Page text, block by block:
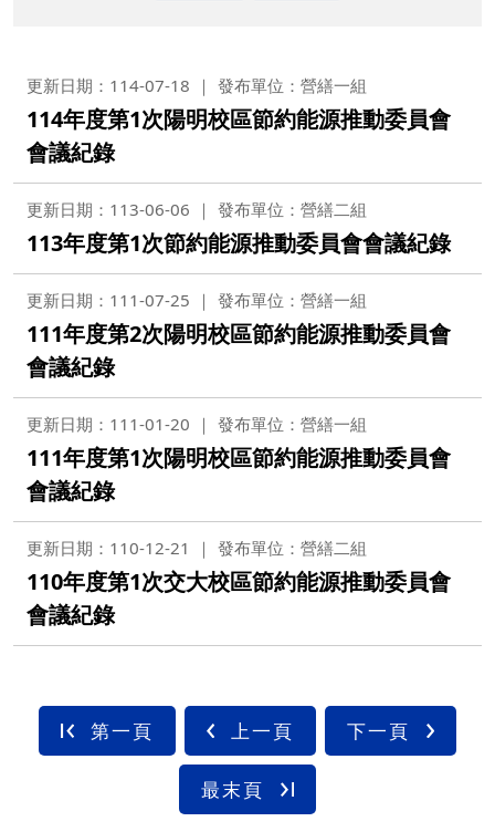
更新日期：114-07-18 發布單位：營繕一組
114年度第1次陽明校區節約能源推動委員會
會議紀錄
更新日期：113-06-06 發布單位：營繕二組
113年度第1次節約能源推動委員會會議紀錄
更新日期：111-07-25 發布單位：營繕一組
111年度第2次陽明校區節約能源推動委員會
會議紀錄
更新日期：111-01-20 發布單位：營繕一組
111年度第1次陽明校區節約能源推動委員會
會議紀錄
更新日期：110-12-21 發布單位：營繕二組
110年度第1次交大校區節約能源推動委員會
會議紀錄
第一頁 上一頁 下一頁
最末頁